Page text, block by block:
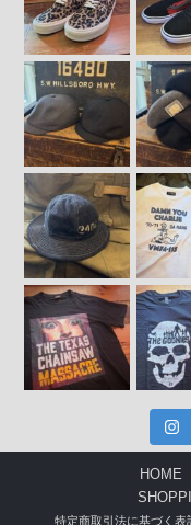
HOME
特定商取引法に基づく表